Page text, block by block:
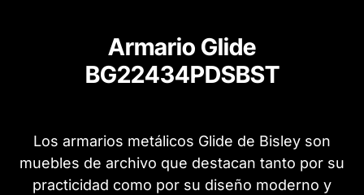
Armario Glide
BG22434PDSBST
Los armarios metálicos Glide de Bisley son
muebles de archivo que destacan tanto por su
practicidad como por su diseño moderno y